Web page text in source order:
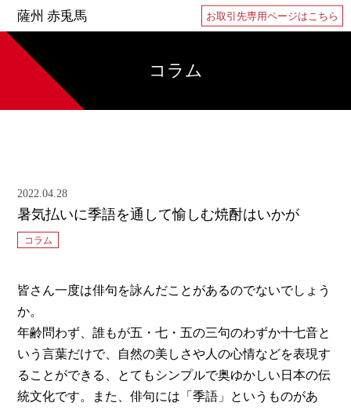
薩州 赤兎馬 お取引先専用ページはこちら
コラム
2022.04.28
暑気払いに季語を通して愉しむ焼酎はいかが
コラム
皆さん一度は俳句を詠んだことがあるのでないでしょう
か。
年齢問わず、誰もが五・七・五の三句のわずか十七音と
いう言葉だけで、自然の美しさや人の心情などを表現す
ることができる、とてもシンプルで奥ゆかしい日本の伝
統文化です。また、俳句には「季語」というものがあ